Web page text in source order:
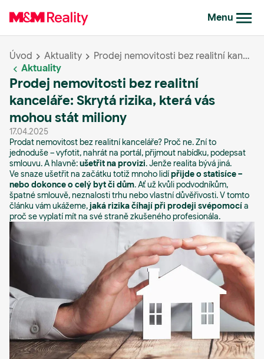
Menu
Úvod Aktuality
Prodej nemovitosti bez realitní kanceláře: Skrytá rizika, která vás mohou stát miliony
Aktuality
Prodej nemovitosti bez realitní
kanceláře: Skrytá rizika, která vás
mohou stát miliony
17.04.2025
Prodat nemovitost bez realitní kanceláře? Proč ne. Zní to
jednoduše – vyfotit, nahrát na portál, přijmout nabídku, podepsat
smlouvu. A hlavně:ušetřit na provizi. Jenže realita bývá jiná.
Ve snaze ušetřit na začátku totiž mnoho lidípřijde o statisíce –
nebo dokonce o celý byt či dům. Ať už kvůli podvodníkům,
špatné smlouvě, neznalosti trhu nebo vlastní důvěřivosti. V tomto
článku vám ukážeme,jaká rizika číhají při prodeji svépomocía
proč se vyplatí mít na své straně zkušeného profesionála.